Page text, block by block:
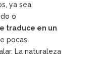
ya sea
o
traduce en un
pocas
La naturaleza